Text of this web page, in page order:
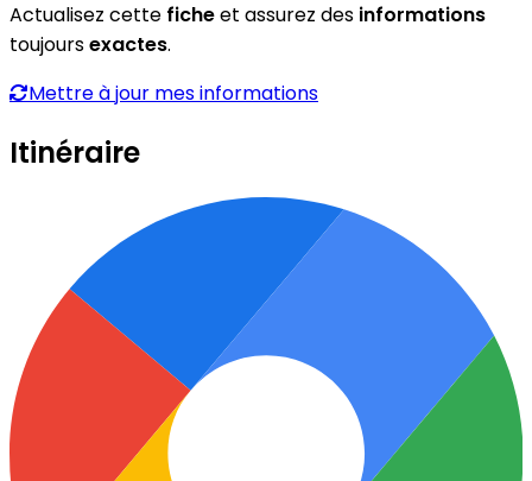
Actualisez cette ficheet assurez des informations
toujoursexactes.
Mettre à jour mes informations
Itinéraire